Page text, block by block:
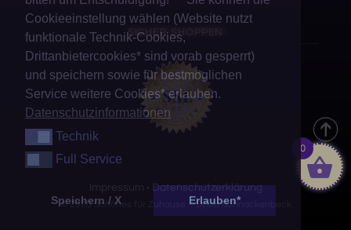
SICHER SHOPPEN
Impressum Datenschutzerklärung
© 2020 Schönes für Zuhause – Sylvia Schnackenbeck
0
Cookieeinstellung wählen (Website nutzt
funktionale Technik-Cookies,
Drittanbietercookies* sind vorab gesperrt)
und speichern sowie für bestmöglichen
Service weitere Cookies* erlauben.
Datenschutzinformationen
TechnikTechnik
Full ServiceFull Service
Speichern / X Erlauben*